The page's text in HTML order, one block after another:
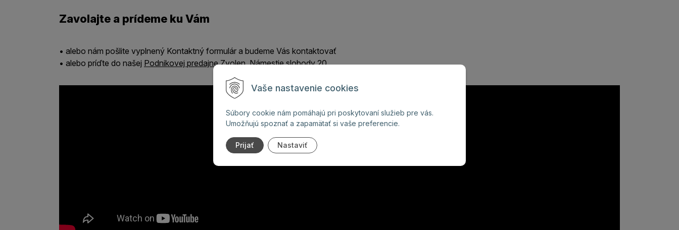
Vaše nastavenie cookies
Súbory cookie nám pomáhajú pri poskytovaní služieb pre vás.
Umožňujú spoznať a zapamätať si vaše preferencie.
Prijať Nastaviť
Zavolajte a prídeme ku Vám
• alebo nám pošlite vyplnený Kontaktný formulár a budeme Vás kontaktovať
• alebo príďte do našej Podnikovej predajne Zvolen, Námestie slobody 20